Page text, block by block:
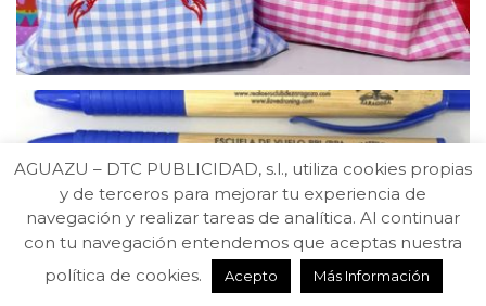
AGUAZU – DTC PUBLICIDAD, s.l., utiliza cookies propias
y de terceros para mejorar tu experiencia de
navegación y realizar tareas de analítica. Al continuar
con tu navegación entendemos que aceptas nuestra
política de cookies.
Acepto Más Información